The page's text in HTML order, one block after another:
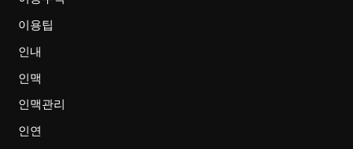
이용팁
인내
인맥
인맥관리
인연